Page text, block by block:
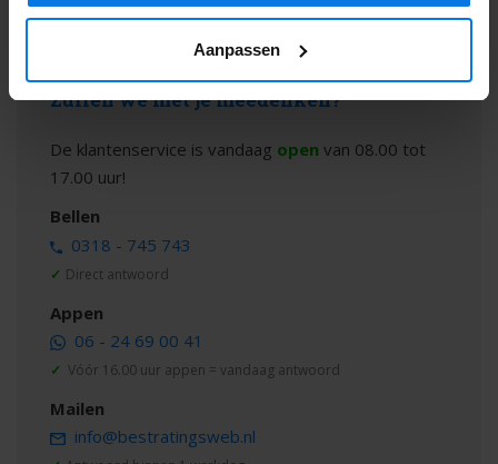
Aanpassen
Zullen we met je meedenken?
De klantenservice is vandaag open van 08.00 tot
17.00 uur!
Bellen
0318 - 745 743
✓ Direct antwoord
Appen
06 - 24 69 00 41
✓ Vóór 16.00 uur appen = vandaag antwoord
Mailen
info@bestratingsweb.nl